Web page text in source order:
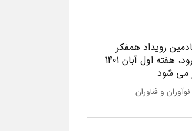
رویداد همفکر
شاهرود، هفته اول آبان 1401
می شود
و فناوران